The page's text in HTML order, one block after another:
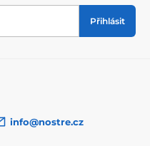
návod a jako bonus od
Přihlásit
info@nostre.cz